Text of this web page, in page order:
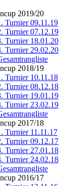
2019/20
Turnier 09.11.19
Turnier 07.12.19
Turnier 18.01.20
Turnier 29.02.20
2018/19
Turnier 10.11.18
Turnier 08.12.18
Turnier 19.01.19
Turnier 23.02.19
2017/18
Turnier 11.11.17
Turnier 09.12.17
Turnier 27.01.18
Turnier 24.02.18
2016/17